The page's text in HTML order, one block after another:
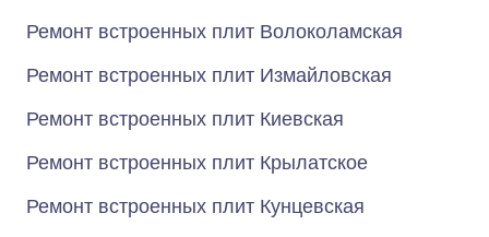
Ремонт встроенных плит Волоколамская
Ремонт встроенных плит Измайловская
Ремонт встроенных плит Киевская
Ремонт встроенных плит Крылатское
Ремонт встроенных плит Кунцевская